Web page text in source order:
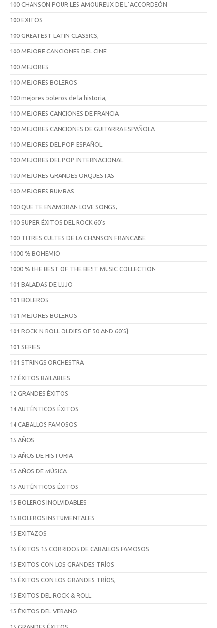
100 CHANSON POUR LES AMOUREUX DE L´ACCORDEÓN
100 ÉXITOS
100 GREATEST LATIN CLASSICS,
100 MEJORE CANCIONES DEL CINE
100 MEJORES
100 MEJORES BOLEROS
100 mejores boleros de la historia,
100 MEJORES CANCIONES DE FRANCIA
100 MEJORES CANCIONES DE GUITARRA ESPAÑOLA
100 MEJORES DEL POP ESPAÑOL.
100 MEJORES DEL POP INTERNACIONAL
100 MEJORES GRANDES ORQUESTAS
100 MEJORES RUMBAS
100 QUE TE ENAMORAN LOVE SONGS,
100 SUPER ÉXITOS DEL ROCK 60's
100 TITRES CULTES DE LA CHANSON FRANCAISE
1000 % BOHEMIO
1000 % tHE BEST OF THE BEST MUSIC COLLECTION
101 BALADAS DE LUJO
101 BOLEROS
101 MEJORES BOLEROS
101 ROCK N ROLL OLDIES OF 50 AND 60'S}
101 SERIES
101 STRINGS ORCHESTRA
12 ÉXITOS BAILABLES
12 GRANDES ÉXITOS
14 AUTÉNTICOS ÉXITOS
14 CABALLOS FAMOSOS
15 AÑOS
15 AÑOS DE HISTORIA
15 AÑOS DE MÚSICA
15 AUTÉNTICOS ÉXITOS
15 BOLEROS INOLVIDABLES
15 BOLEROS INSTUMENTALES
15 EXITAZOS
15 ÉXITOS 15 CORRIDOS DE CABALLOS FAMOSOS
15 EXITOS CON LOS GRANDES TRÍOS
15 ÉXITOS CON LOS GRANDES TRÍOS,
15 ÉXITOS DEL ROCK & ROLL
15 ÉXITOS DEL VERANO
15 GRANDES ÉXITOS